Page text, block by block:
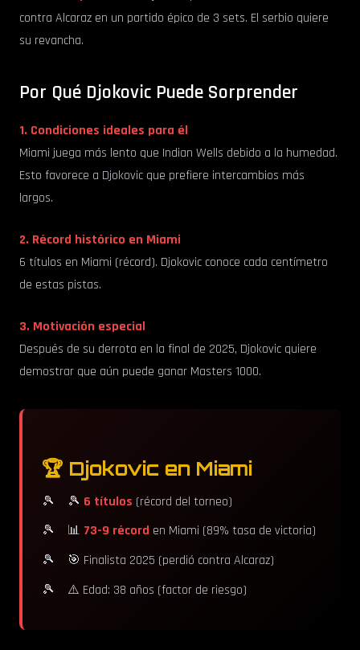
contra Alcaraz en un partido épico de 3 sets. El serbio quiere
su revancha.
Por Qué Djokovic Puede Sorprender
1. Condiciones ideales para él
Miami juega más lento que Indian Wells debido a la humedad.
Esto favorece a Djokovic que prefiere intercambios más
largos.
2. Récord histórico en Miami
6 títulos en Miami (récord). Djokovic conoce cada centímetro
de estas pistas.
3. Motivación especial
Después de su derrota en la final de 2025, Djokovic quiere
demostrar que aún puede ganar Masters 1000.
🏆 Djokovic en Miami
🎾 6 títulos (récord del torneo)
📊 73-9 récord en Miami (89% tasa de victoria)
🎯 Finalista 2025 (perdió contra Alcaraz)
⚠️ Edad: 38 años (factor de riesgo)